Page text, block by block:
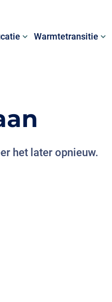
Warmtetransitie
het later opnieuw.